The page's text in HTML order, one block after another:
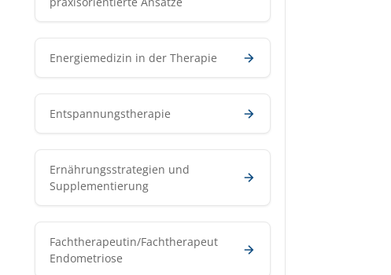
Energiemedizin in der Therapie
Entspannungstherapie
Ernährungsstrategien und
Supplementierung
Fachtherapeutin/Fachtherapeut
Endometriose